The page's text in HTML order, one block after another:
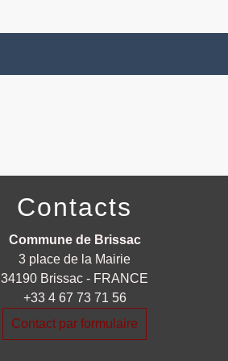
Contacts
Commune de Brissac
3 place de la Mairie
34190 Brissac - FRANCE
+33 4 67 73 71 56
Contact par formulaire